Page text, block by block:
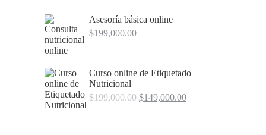
Asesoría básica online
$199,000.00
Curso online de Etiquetado
Nutricional
$199,000.00 Original
$149,000.00Current